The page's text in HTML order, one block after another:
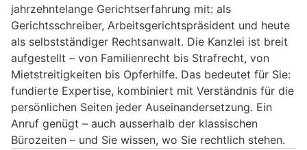
jahrzehntelange Gerichtserfahrung mit: als
Gerichtsschreiber, Arbeitsgerichtspräsident und heute
als selbstständiger Rechtsanwalt. Die Kanzlei ist breit
aufgestellt – von Familienrecht bis Strafrecht, von
Mietstreitigkeiten bis Opferhilfe. Das bedeutet für Sie:
fundierte Expertise, kombiniert mit Verständnis für die
persönlichen Seiten jeder Auseinandersetzung. Ein
Anruf genügt – auch ausserhalb der klassischen
Bürozeiten – und Sie wissen, wo Sie rechtlich stehen.